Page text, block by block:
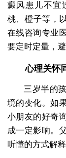
癜风患儿不宜
桃、橙子等，
在线咨询专业
要定时定量，
心理关怀
三岁半的
境的变化。如
小朋友的好奇
成一定影响。
听懂的方式解